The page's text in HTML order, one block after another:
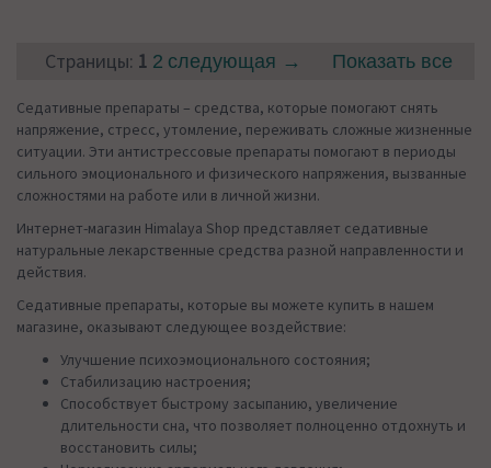
Страницы: 1 2 следующая → Показать все
Седативные препараты – средства, которые помогают снять
напряжение, стресс, утомление, переживать сложные жизненные
ситуации. Эти антистрессовые препараты помогают в периоды
сильного эмоционального и физического напряжения, вызванные
сложностями на работе или в личной жизни.
Интернет-магазин Himalaya Shop представляет седативные
натуральные лекарственные средства разной направленности и
действия.
Седативные препараты, которые вы можете купить в нашем
магазине, оказывают следующее воздействие:
Улучшение психоэмоционального состояния;
Стабилизацию настроения;
Способствует быстрому засыпанию, увеличение
длительности сна, что позволяет полноценно отдохнуть и
восстановить силы;